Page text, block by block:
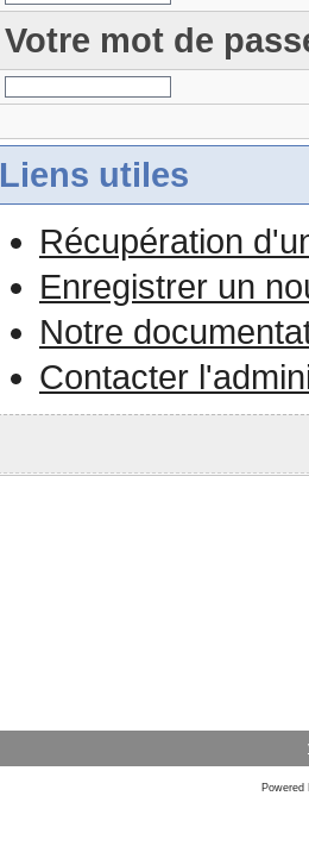
Votre mot de
Liens utiles
Récupération
Enregistrer un
Notre
Contacter